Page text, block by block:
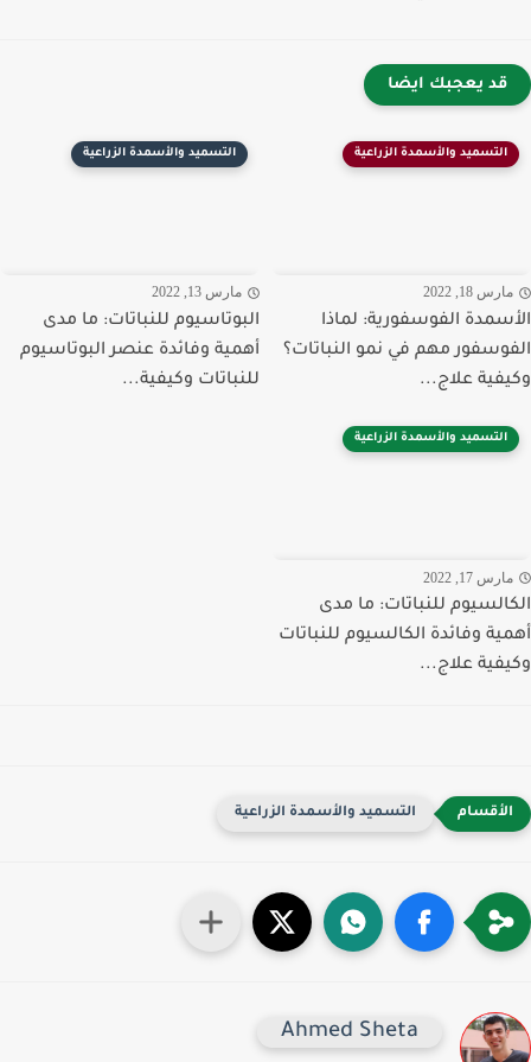
قد يعجبك ايضا
التسميد والأسمدة الزراعية
18, 2022
الفوسفورية: لماذا
مهم في نمو النباتات؟
علاج...
التسميد والأسمدة الزراعية
مارس 13, 2022
البوتاسيوم للنباتات: ما مدى
أهمية وفائدة عنصر البوتاسيوم
للنباتات وكيفية...
التسميد والأسمدة الزراعية
17, 2022
للنباتات: ما مدى
وفائدة الكالسيوم للنباتات
علاج...
التسميد والأسمدة الزراعية
Ahmed Sheta